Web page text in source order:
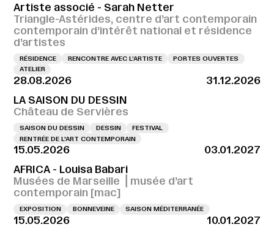
Artiste associé - Sarah Netter
Triangle-Astérides, centre d’art contemporain
contemporain d’intérêt national et résidence
d’artistes
RÉSIDENCE RENCONTRE AVEC L’ARTISTE
PORTES OUVERTES
ATELIER
28.08.2026
31.12.2026
LA SAISON DU DESSIN
Château de Servières
SAISON DU DESSIN DESSIN
FESTIVAL
RENTRÉE DE L'ART CONTEMPORAIN
15.05.2026
03.01.2027
AFRICA - Louisa Babari
Musées de Marseille ⎪musée d’art
contemporain [mac]
EXPOSITION BONNEVEINE SAISON MÉDITERRANÉE
15.05.2026
10.01.2027